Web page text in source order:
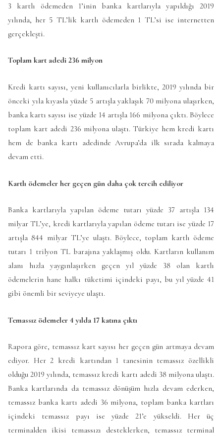
3 kartlı ödemeden 1’inin banka kartlarıyla yapıldığı 2019
yılında, her 5 TL’lik kartlı ödemeden 1 TL’si ise internetten
gerçekleşti.
Toplam kart adedi 236 milyon
Kredi kartı sayısı, yeni kullanıcılarla birlikte, 2019 yılında bir
önceki yıla kıyasla yüzde 5 artışla yaklaşık 70 milyona ulaşırken,
banka kartı sayısı ise yüzde 14 artışla 166 milyona çıktı. Böylece
toplam kart adedi 236 milyona ulaştı. Türkiye hem kredi kartı
hem de banka kartı adedinde Avrupa’da ilk sırada kalmaya
devam etti.
Kartlı ödemeler her geçen gün daha çok tercih ediliyor
Banka kartlarıyla yapılan ödeme tutarı yüzde 37 artışla 134
milyar TL’ye, kredi kartlarıyla yapılan ödeme tutarı ise yüzde 17
artışla 844 milyar TL’ye ulaştı. Böylece, toplam kartlı ödeme
tutarı 1 trilyon TL barajına yaklaşmış oldu. Kartların kullanım
alanı hızla yaygınlaşırken geçen yıl yüzde 38 olan kartlı
ödemelerin hane halkı tüketimi içindeki payı, bu yıl yüzde 41
gibi önemli bir seviyeye ulaştı.
Temassız ödemeler 4 yılda 17 katına çıktı
Rapora göre, temassız kart sayısı her geçen gün artmaya devam
ediyor. Her 2 kredi kartından 1 tanesinin temassız özellikli
olduğu 2019 yılında, temassız kredi kartı adedi 38 milyona ulaştı.
Banka kartlarında da temassız dönüşüm hızla devam ederken,
temassız banka kartı adedi 36 milyona, toplam banka kartları
içindeki temassız payı ise yüzde 21’e yükseldi. Her üç
terminalden ikisi temassızı desteklerken, temassız terminal